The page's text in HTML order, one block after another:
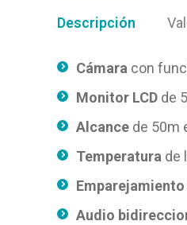
Descripción
Cámara con
Monitor LCD de
Alcance de 50m
Temperatura de
Audio